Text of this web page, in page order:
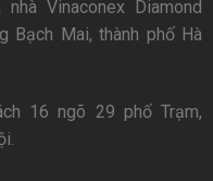
Vinaconex Diamond
Bạch Mai, thành phố Hà
16 ngõ 29 phố Trạm,